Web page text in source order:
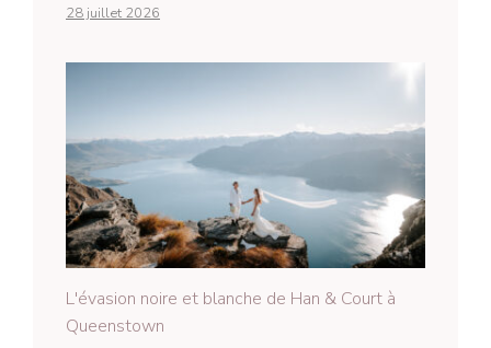
28 juillet 2026
L'évasion noire et blanche de Han & Court à
Queenstown